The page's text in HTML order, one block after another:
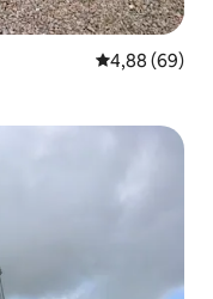
Povprečna
4,88 (69)